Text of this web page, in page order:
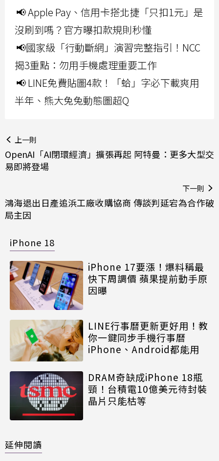
📢 Apple Pay、信用卡搭北捷「只扣1元」是
沒刷到嗎？官方曝扣款規則秒懂
📢國家級「行動斷網」演習完整指引！NCC
揭3重點：勿用手機處理重要工作
📢 LINE免費貼圖4款！「蛤」字必下載爽用
半年、熊大兔兔動態圖超Q
上一則
OpenAI「AI閉環經濟」擴張再起 阿特曼：更多大型交
易即將登場
下一則
鴻海退出日產追浜工廠收購協商 傳談判延宕為合作破
局主因
iPhone 18
iPhone 17要漲！爆料稱最
快下周調價 蘋果提前動手原
因曝
LINE行事曆更新更好用！教
你一鍵同步手機行事曆
iPhone、Android都能用
DRAM奇缺成iPhone 18瓶
頸！台積電10億美元待封裝
晶片只能枯等
延伸閱讀